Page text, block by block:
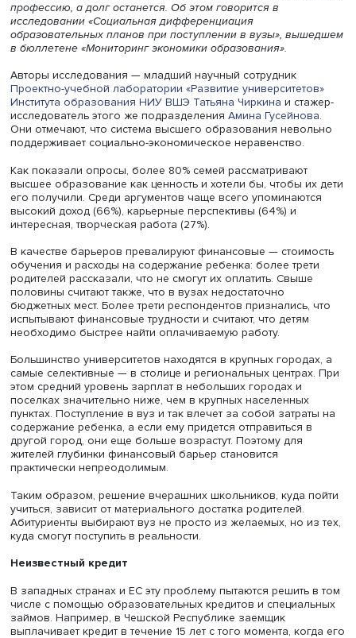
Несмотря на то что льготные кредиты на образование
выдаются в России уже довольно давно, о них знают не
много россиян. При этом они не торопятся брать их,
обеспечить своему ребенку возможность учиться в
вузе, опасаясь, что тот не закончит учебу или захочет
профессию, а долг останется. Об этом говорится в
исследовании «Социальная дифференциация
образовательных планов при поступлении в вузы»,
в бюллетене «Мониторинг экономики образования».
Авторы исследования — младший научный сотрудник
Проектно-учебной лаборатории «Развитие
Института образования НИУ ВШЭ Татьяна Чиркина
исследователь этого же подразделенияАмина
Они отмечают, что система высшего образования
Как показали опросы, более 80% семей рассматривают
высшее образование как ценность и хотели бы, чтобы
его получили. Среди аргументов чаще всего
высокий доход (66%), карьерные перспективы (64%) и
интересная, творческая работа (27%).
В качестве барьеров превалируют финансовые —
обучения и расходы на содержание ребенка: более
родителей рассказали, что не смогут их оплатить.
половины считают также, что в вузах недостаточно
бюджетных мест. Более трети респондентов
испытывают финансовые трудности и считают, что детям
необходимо быстрее найти оплачиваемую работу.
Большинство университетов находятся в крупных
самые селективные — в столице и региональных
этом средний уровень зарплат в небольших городах и
поселках значительно ниже, чем в крупных населенных
содержание ребенка, а если ему придется отправиться
другой город, они еще больше возрастут. Поэтому для
жителей глубинки финансовый барьер становится
практически непреодолимым.